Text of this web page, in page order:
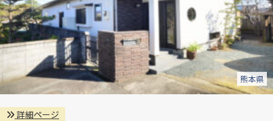
熊本県
詳細ページ